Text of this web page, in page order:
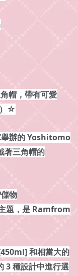
帽，帶有可愛
☆
舉辦的 Yoshitomo
著三角帽的
物
題，是 Ramfrom
和相當大的
3 種設計中進行選